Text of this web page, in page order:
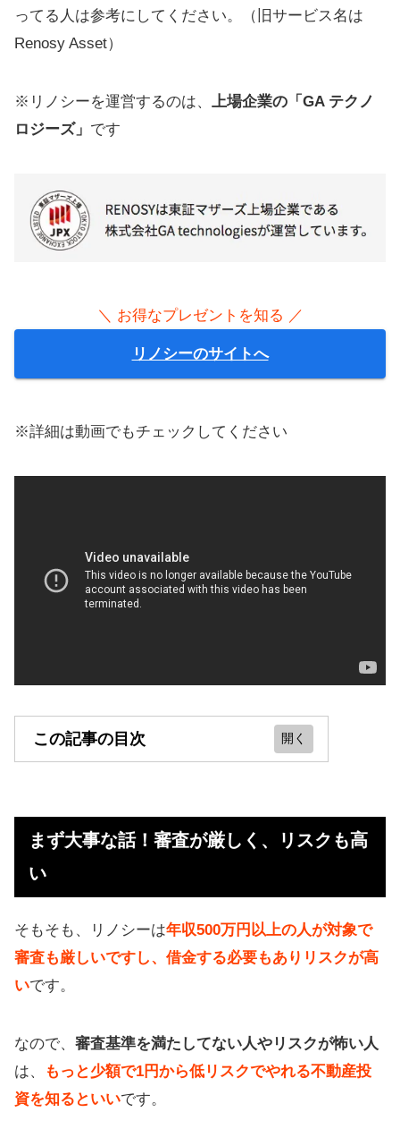
ってる人は参考にしてください。（旧サービス名は
Renosy Asset）
※リノシーを運営するのは、 上場企業の「GA テクノ
ロジーズ」 です
＼ お得なプレゼントを知る ／
リノシーのサイトへ
※詳細は動画でもチェックしてください
この記事の目次
クも高い
【Renosyの感想】リスクも知れて不
りを狙っていける堅実さ
AIが何十項目を元に分析し優良物件
リノシーの強み（メリット）
他社と違い、都合のいい操作をせず
データを公開してる
まず大事な話！審査が厳しく、リスクも高
い
そもそも、リノシーは年収500万円以上の人が対象で
審査も厳しいですし、借金する必要もありリスクが高
いです。
なので、 審査基準を満たしてない人やリスクが怖い人
は、
もっと少額で1円から低リスクでやれる不動産投
資を知るといいです。